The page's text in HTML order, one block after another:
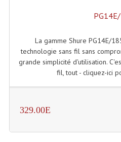
La gamme Shure PG14E/
technologie sans fil sans
grande simplicité d'utilisation.
fil, tout - cliquez-ici
329.00E